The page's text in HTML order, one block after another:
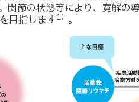
関節の状態等により、寛解
目指します1） 。